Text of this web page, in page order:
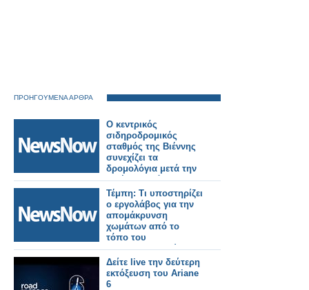
ΠΡΟΗΓΟΥΜΕΝΑ ΑΡΘΡΑ
Ο κεντρικός
σιδηροδρομικός
σταθμός της Βιέννης
συνεχίζει τα
δρομολόγια μετά την
εκκένωση λόγω
απειλής
Τέμπη: Τι υποστηρίζει
ο εργολάβος για την
απομάκρυνση
χωμάτων από το
τόπο του
σιδηροδρομικού
δυστυχήματος.
Δείτε live την δεύτερη
εκτόξευση του Ariane
6